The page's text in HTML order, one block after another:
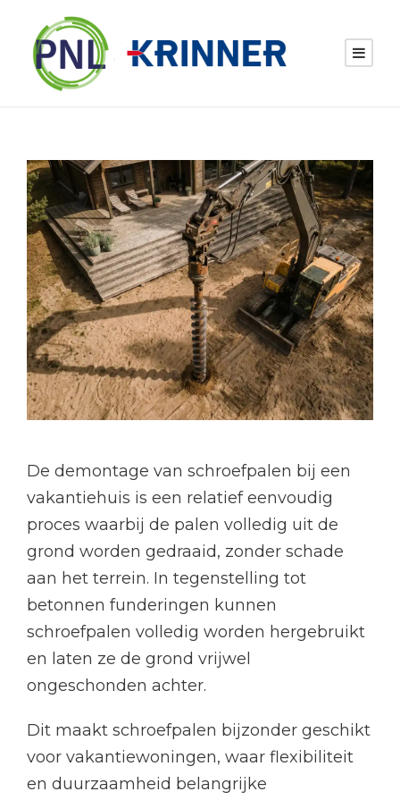
De demontage van schroefpalen bij een
vakantiehuis is een relatief eenvoudig
proces waarbij de palen volledig uit de
grond worden gedraaid, zonder schade
aan het terrein. In tegenstelling tot
betonnen funderingen kunnen
schroefpalen volledig worden hergebruikt
en laten ze de grond vrijwel
ongeschonden achter.
Dit maakt schroefpalen bijzonder geschikt
voor vakantiewoningen, waar flexibiliteit
en duurzaamheid belangrijke